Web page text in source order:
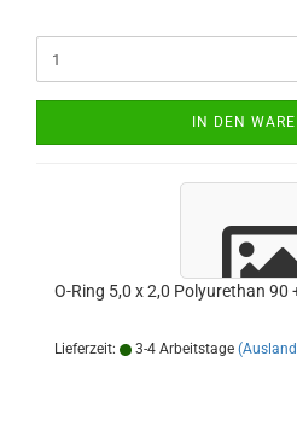
IN DEN
O-Ring 5,0 x 2,0 Polyurethan 90
Lieferzeit: 3-4 Arbeitstage